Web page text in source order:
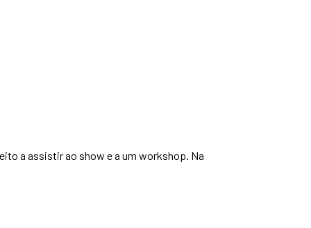
a assistir ao show e a um workshop. Na